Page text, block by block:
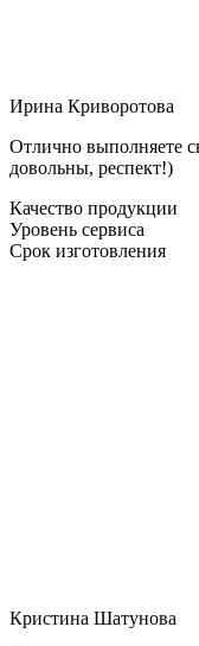
Ирина Криворотова
Отлично выполняете
довольны, респект!)
Качество продукции
Уровень сервиса
Срок изготовления
Кристина Шатунова